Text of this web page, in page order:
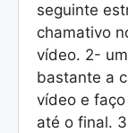
seguinte
chamativo
vídeo. 2-
bastante a
vídeo e
até o final.